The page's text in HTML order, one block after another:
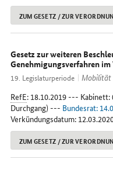
ZUM GESETZ / ZUR
Gesetz zur weiteren
Genehmigungsverfahren
19. Legislaturperiode
Mobilität
RefE: 18.10.2019 ---
Durchgang) --- Bundesrat:
Verkündungsdatum:
ZUM GESETZ / ZUR